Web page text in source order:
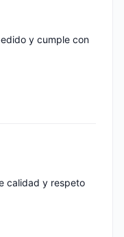
y cumple con
calidad y respeto